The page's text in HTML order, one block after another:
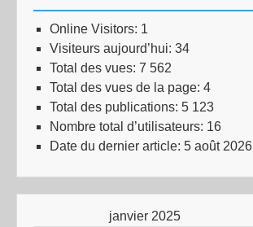
Online Visitors: 1
Visiteurs aujourd’hui: 34
Total des vues: 7 562
Total des vues de la page: 4
Total des publications: 5 123
Nombre total d’utilisateurs: 16
Date du dernier article: 5 août 2026
janvier 2025